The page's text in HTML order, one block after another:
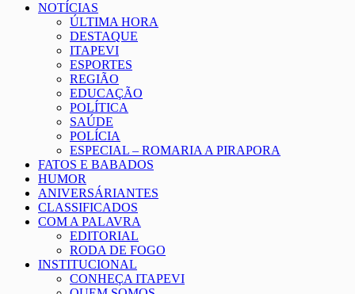
NOTÍCIAS
ÚLTIMA HORA
DESTAQUE
ITAPEVI
ESPORTES
REGIÃO
EDUCAÇÃO
POLÍTICA
SAÚDE
POLÍCIA
ESPECIAL – ROMARIA A PIRAPORA
FATOS E BABADOS
HUMOR
ANIVERSÁRIANTES
CLASSIFICADOS
COM A PALAVRA
EDITORIAL
RODA DE FOGO
INSTITUCIONAL
CONHEÇA ITAPEVI